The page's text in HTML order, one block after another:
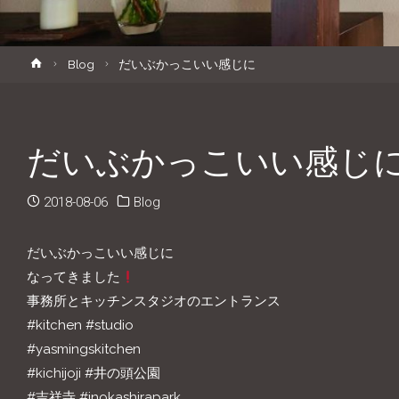
キ
ッ
ホ
Blog だいぶかっこいい感じに
だいぶかっこいい感じ
2018-08-06 Blog
だいぶかっこいい感じに
なってきました
事務所とキッチンスタジオのエントランス
#kitchen #studio
#yasmingskitchen
#kichijoji #井の頭公園